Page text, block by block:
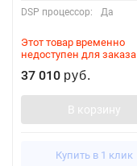
DSP процессор: Да
Этот товар временно
недоступен для заказа
37 010 руб.
В корзину
Купить в 1 клик